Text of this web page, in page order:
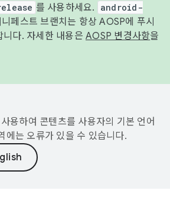
를 사용하세요.
android-
니페스트 브랜치는 항상 AOSP에 푸시
다. 자세한 내용은 AOSP 변경사항을
용하여 콘텐츠를 사용자의 기본 언어
에는 오류가 있을 수 있습니다.